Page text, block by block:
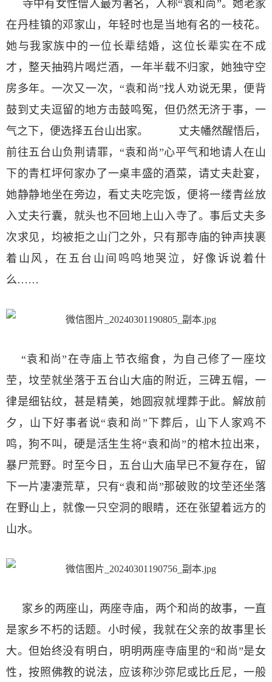
寺中有女性僧人最为著名，人称“袁和尚”。她老家
在丹桂镇的邓家山，年轻时也是当地有名的一枝花。
她与我家族中的一位长辈结婚，这位长辈实在不成
才，整天抽鸦片喝烂酒，一年半载不归家，她独守空
房多年。一次又一次，“袁和尚”找人劝说无果，便背
鼓到丈夫逗留的地方击鼓鸣冤，但仍然无济于事，一
气之下，便选择五台山出家。 丈夫幡然醒悟后，
前往五台山负荆请罪，“袁和尚”心平气和地请人在山
下的青杠坪何家办了一桌丰盛的酒菜，请丈夫赴宴，
她静静地坐在旁边，看丈夫吃完饭，便将一缕青丝放
入丈夫行囊，就头也不回地上山入寺了。事后丈夫多
次求见，均被拒之山门之外，只有那寺庙的钟声挟裹
着山风，在五台山间呜呜地哭泣，好像诉说着什
么……
“袁和尚”在寺庙上节衣缩食，为自己修了一座坟
茔，坟茔就坐落于五台山大庙的附近，三碑五帽，一
律是细钻纹，甚是精美，她圆寂就埋葬于此。解放前
夕，山下好事者说“袁和尚”下葬后，山下人家鸡不
鸣，狗不叫，硬是活生生将“袁和尚”的棺木拉出来，
暴尸荒野。时至今日，五台山大庙早已不复存在，留
下一片凄凄荒草，只有“袁和尚”那破败的坟茔还坐落
在野山上，就像一只空洞的眼睛，还在张望着远方的
山水。
家乡的两座山，两座寺庙，两个和尚的故事，一直
是家乡不朽的话题。小时候，我就在父亲的故事里长
大。但始终没有明白，明明两座寺庙里的“和尚”是女
性，按照佛教的说法，应该称沙弥尼或比丘尼，一般